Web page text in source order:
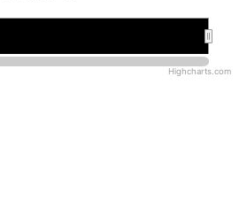
Highcharts.com